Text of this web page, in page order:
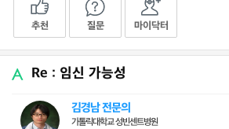
추천 질문 마이닥터
Re : 임신 가능성
김경남 전문의
가톨릭대학교 성빈센트병원